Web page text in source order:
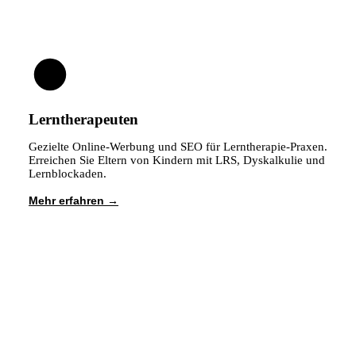
Lerntherapeuten
Gezielte Online-Werbung und SEO für Lerntherapie-Praxen.
Erreichen Sie Eltern von Kindern mit LRS, Dyskalkulie und
Lernblockaden.
Mehr erfahren